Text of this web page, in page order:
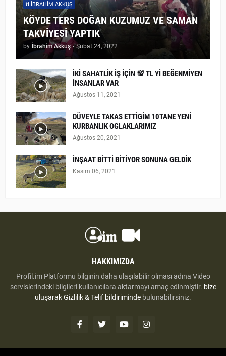
İBRAHIM AKKUŞ
KÖYDE TERS DOĞAN KUZUMUZ VE SAMAN
TAKVİYESİ YAPTIK
by İbrahim Akkuş - Şubat 24, 2022
İKİ SAHATLİK İŞ İÇİN 💯 TL Yİ BEĞENMİYEN
İNSANLAR VAR
Ağustos 11, 2021
DÜVEYLE TAKAS ETTİGİM 10TANE YENİ
KURBANLIK OGLAKLARIMIZ
Ağustos 20, 2021
İNŞAAT BİTTİ BİTİYOR SONUNA GELDİK
Kasım 06, 2021
HAKKIMIZDA
Profil.im Platformu bilginin daha ulaşılabilir olması adına Video
servislerindeki bilgileri kullanıcılara aktarmayı amaç edinmiştir. bize
uluşarakGizlilik & Telif bildiriminde bulunabilirsiniz.